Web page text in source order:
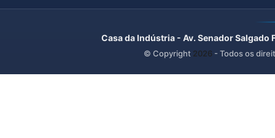
Casa da Indústria - Av. Senador
© Copyright 2026 - Todos os